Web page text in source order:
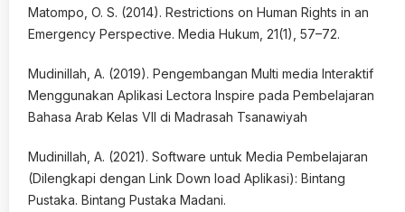
Matompo, O. S. (2014). Restrictions on Human Rights in an
Emergency Perspective. Media Hukum, 21(1), 57–72.
Mudinillah, A. (2019). Pengembangan Multi media Interaktif
Menggunakan Aplikasi Lectora Inspire pada Pembelajaran
Bahasa Arab Kelas VII di Madrasah Tsanawiyah
Mudinillah, A. (2021). Software untuk Media Pembelajaran
(Dilengkapi dengan Link Down load Aplikasi): Bintang
Pustaka. Bintang Pustaka Madani.